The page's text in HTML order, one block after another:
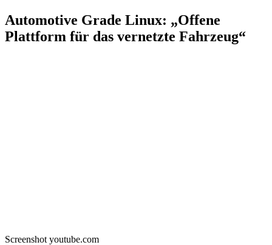
Automotive Grade Linux: „Offene
Plattform für das vernetzte Fahrzeug“
Screenshot youtube.com